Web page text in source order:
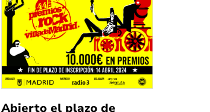
Abierto el plazo de